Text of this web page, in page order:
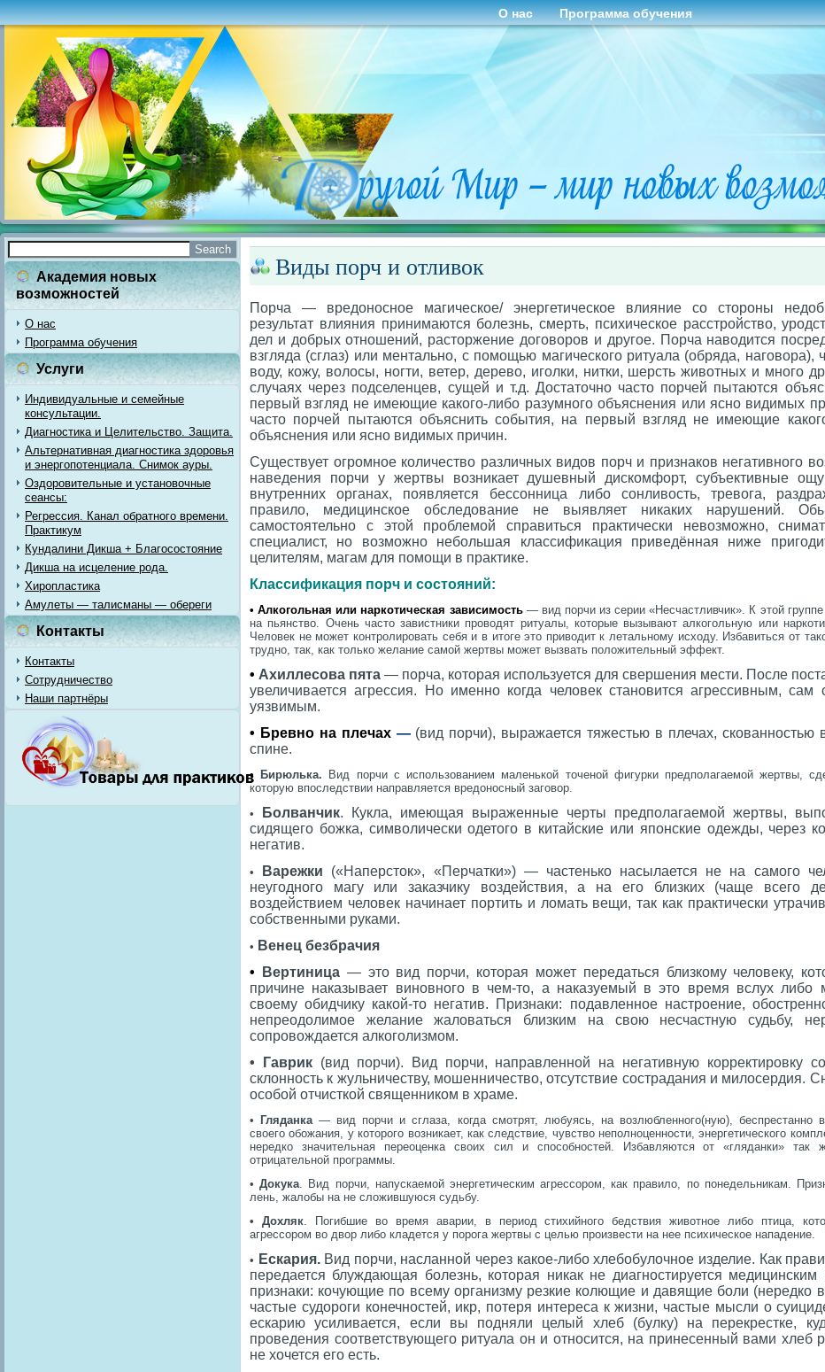
О нас Программа обучения
Академия новых
возможностей
О нас
Программа обучения
Услуги
Индивидуальные и семейные
консультации.
Диагностика и Целительство. Защита.
Альтернативная диагностика здоровья
и энергопотенциала. Снимок ауры.
Оздоровительные и установочные
сеансы:
Регрессия. Канал обратного времени.
Практикум
Кундалини Дикша + Благосостояние
Дикша на исцеление рода.
Хиропластика
Амулеты — талисманы — обереги
Контакты
Контакты
Сотрудничество
Наши партнёры
Виды порч и отливок
Порча — вредоносное магическое/ энергетическое влияние со стороны
результат влияния принимаются болезнь, смерть, психическое расстройство,
дел и добрых отношений, расторжение договоров и другое. Порча наводится
взгляда (сглаз) или ментально, с помощью магического ритуала (обряда, наговора),
воду, кожу, волосы, ногти, ветер, дерево, иголки, нитки, шерсть животных и много
случаях через подселенцев, сущей и т.д. Достаточно часто порчей пытаются
первый взгляд не имеющие какого-либо разумного объяснения или ясно видимых
часто порчей пытаются объяснить события, на первый взгляд не имеющие
объяснения или ясно видимых причин.
Существует огромное количество различных видов порч и признаков негативного
наведения порчи у жертвы возникает душевный дискомфорт, субъективные
внутренних органах, появляется бессонница либо сонливость, тревога,
правило, медицинское обследование не выявляет никаких нарушений.
самостоятельно с этой проблемой справиться практически невозможно,
специалист, но возможно небольшая классификация приведённая ниже
целителям, магам для помощи в практике.
Классификация порч и состояний:
• Алкогольная или наркотическая зависимость — вид порчи из серии «Несчастливчик». К этой
на пьянство. Очень часто завистники проводят ритуалы, которые вызывают алкогольную или
Человек не может контролировать себя и в итоге это приводит к летальному исходу. Избавиться от
трудно, так, как только желание самой жертвы может вызвать положительный эффект.
• Ахиллесова пята — порча, которая используется для свершения мести. После
увеличивается агрессия. Но именно когда человек становится агрессивным, сам
уязвимым.
• Бревно на плечах— (вид порчи), выражается тяжестью в плечах,
спине.
• Бирюлька. Вид порчи с использованием маленькой точеной фигурки предполагаемой жертвы,
которую впоследствии направляется вредоносный заговор.
•
Болванчик. Кукла, имеющая выраженные черты предполагаемой жертвы,
сидящего божка, символически одетого в китайские или японские одежды, через
негатив.
• Варежки («Наперсток», «Перчатки») — частенько насылается не на самого
неугодного магу или заказчику воздействия, а на его близких (чаще всего
воздействием человек начинает портить и ломать вещи, так как практически
собственными руками.
• Венец безбрачия
•
Вертиница— это вид порчи, которая может передаться близкому человеку,
причине наказывает виновного в чем-то, а наказуемый в это время вслух либо
своему обидчику какой-то негатив. Признаки: подавленное настроение,
непреодолимое желание жаловаться близким на свою несчастную судьбу,
сопровождается алкоголизмом.
• Гаврик (вид порчи). Вид порчи, направленной на негативную корректировку
склонность к жульничеству, мошенничество, отсутствие сострадания и милосердия.
особой отчисткой священником в храме.
• Гляданка— вид порчи и сглаза, когда смотрят, любуясь, на возлюбленного(ную), беспрестанно
своего обожания, у которого возникает, как следствие, чувство неполноценности, энергетического
нередко значительная переоценка своих сил и способностей. Избавляются от «гляданки»
отрицательной программы.
•Докука. Вид порчи, напускаемой энергетическим агрессором, как правило, по понедельникам.
лень, жалобы на не сложившуюся судьбу.
• Дохляк. Погибшие во время аварии, в период стихийного бедствия животное либо птица,
агрессором во двор либо кладется у порога жертвы с целью произвести на нее психическое нападение.
• Ескария.Вид порчи, насланной через какое-либо хлебобулочное изделие. Как
передается блуждающая болезнь, которая никак не диагностируется
признаки: кочующие по всему организму резкие колющие и давящие боли (нередко
частые судороги конечностей, икр, потеря интереса к жизни, частые мысли о
ескарию усиливается, если вы подняли целый хлеб (булку) на перекрестке,
проведения соответствующего ритуала он и относится, на принесенный вами хлеб
не хочется его есть.